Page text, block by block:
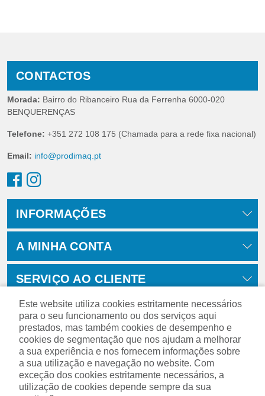
CONTACTOS
Morada: Bairro do Ribanceiro Rua da Ferrenha 6000-020
BENQUERENÇAS
Telefone: +351 272 108 175 (Chamada para a rede fixa nacional)
Email: info@prodimaq.pt
INFORMAÇÕES
A MINHA CONTA
SERVIÇO AO CLIENTE
Este website utiliza cookies estritamente necessários
para o seu funcionamento ou dos serviços aqui
prestados, mas também cookies de desempenho e
cookies de segmentação que nos ajudam a melhorar
a sua experiência e nos fornecem informações sobre
a sua utilização e navegação no website. Com
exceção dos cookies estritamente necessários, a
utilização de cookies depende sempre da sua